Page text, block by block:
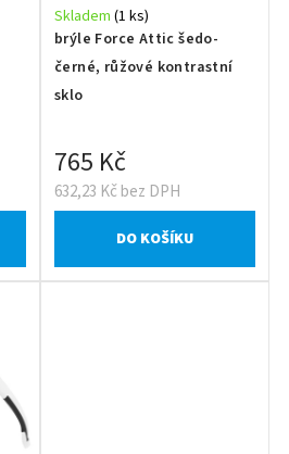
brýle Force Attic šedo-
černé, růžové kontrastní
sklo
Skladem (1 ks)
632,23 Kč bez DPH
765 Kč
DO KOŠÍKU